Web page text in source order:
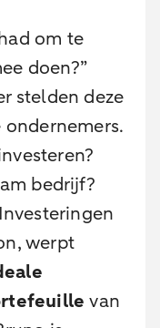
om te
doen?”
stelden deze
bedrijf?
werpt
van